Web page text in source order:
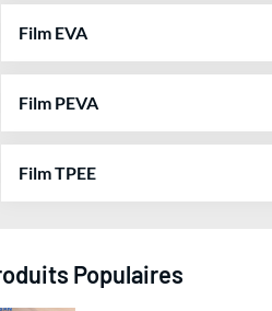
Film EVA
Film PEVA
Film TPEE
Populaires